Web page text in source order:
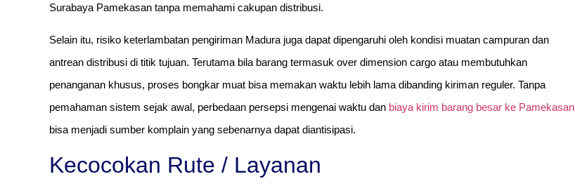
Surabaya Pamekasan tanpa memahami cakupan distribusi.
Selain itu, risiko keterlambatan pengiriman Madura juga dapat dipengaruhi oleh kondisi muatan campuran dan
antrean distribusi di titik tujuan. Terutama bila barang termasuk over dimension cargo atau membutuhkan
penanganan khusus, proses bongkar muat bisa memakan waktu lebih lama dibanding kiriman reguler. Tanpa
pemahaman sistem sejak awal, perbedaan persepsi mengenai waktu dan biaya kirim barang besar ke Pamekasan
bisa menjadi sumber komplain yang sebenarnya dapat diantisipasi.
Kecocokan Rute / Layanan